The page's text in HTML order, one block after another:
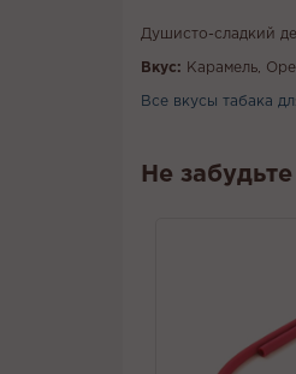
Душисто-сладкий
Вкус: Карамель,
Все вкусы табака
Не